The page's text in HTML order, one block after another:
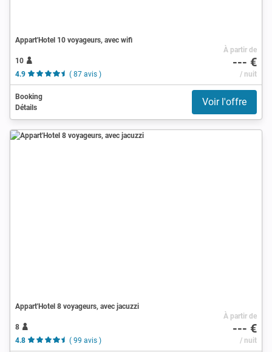
Appart'Hotel 10 voyageurs, avec wifi
10
4.9
( 87 avis )
À partir de
--- €
/ nuit
Booking
Détails
Voir l'offre
Appart'Hotel 8 voyageurs, avec jacuzzi
8
4.8
( 99 avis )
À partir de
--- €
/ nuit